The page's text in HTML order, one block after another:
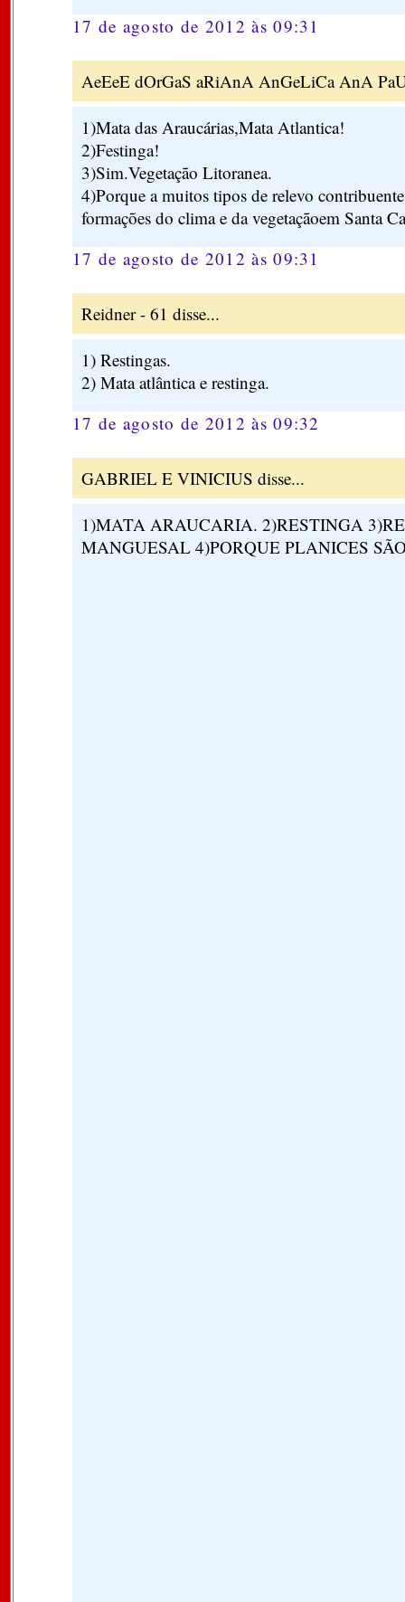
17 de agosto de 2012 às 09:31
AeEeE dOrGaS aRiAnA AnGeLiCa AnA
1)Mata das Araucárias,Mata Atlantica!
2)Festinga!
3)Sim.Vegetação Litoranea.
4)Porque a muitos tipos de relevo
formações do clima e da vegetaçãoem Santa
17 de agosto de 2012 às 09:31
Reidner - 61 disse...
1) Restingas.
2) Mata atlântica e restinga.
17 de agosto de 2012 às 09:32
GABRIEL E VINICIUS disse...
1)MATA ARAUCARIA. 2)RESTINGA
MANGUESAL 4)PORQUE PLANICES